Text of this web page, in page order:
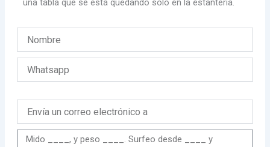
una tabla que se está quedando sólo en la estantería.